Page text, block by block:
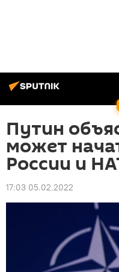
Путин
может
России и
17:03 05.02.2022